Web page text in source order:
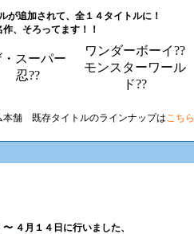
が追加されて、全１４タイトルに！
作、そろってます！！
・スーパー
忍??
ワンダーボーイ??
モンスターワール
ド??
本舗 既存タイトルのラインナップはこちら
〜 ４月１４日に行いました、